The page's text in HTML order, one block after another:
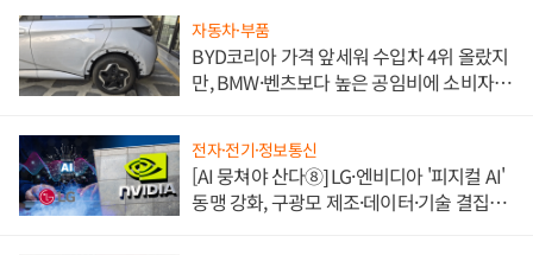
자동차·부품
BYD코리아 가격 앞세워 수입차 4위 올랐지
만, BMW·벤츠보다 높은 공임비에 소비자
전자·전기·정보통신
[AI 뭉쳐야 산다⑧] LG·엔비디아 '피지컬 AI'
동맹 강화, 구광모 제조·데이터·기술 결집